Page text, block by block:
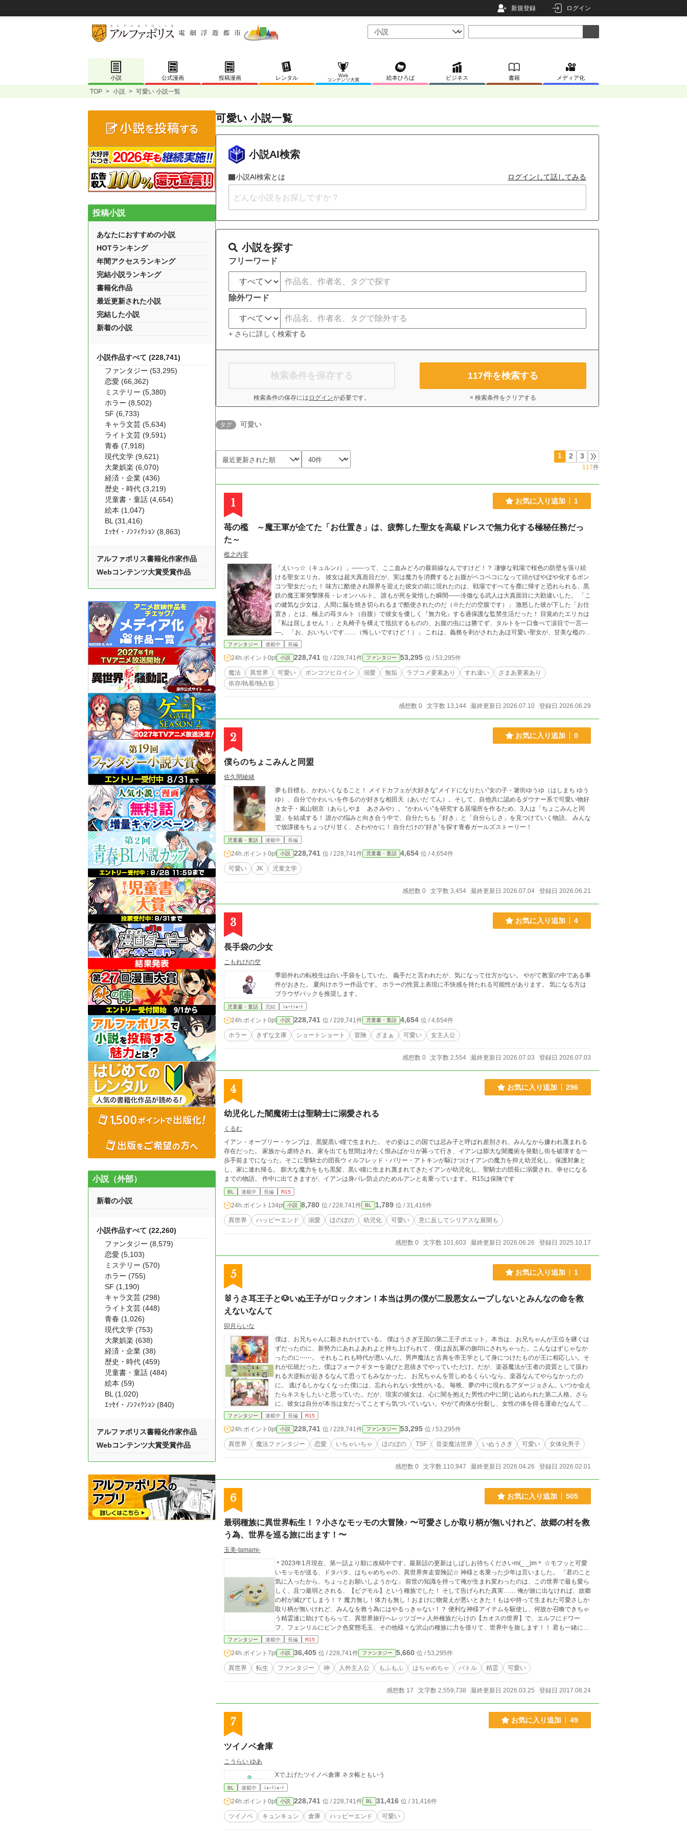
新規登録 ログイン
小説 公式漫画 投稿漫画 レンタル
Web
コンテンツ大賞
絵本ひろば ビジネス 書籍 メディア化
TOP > 小説 > 可愛い 小説一覧
可愛い 小説一覧
小説AI検索
小説AI検索とは ログインして話してみる
小説を探す
フリーワード
除外ワード
+ さらに詳しく検索する
検索条件を保存する
検索条件の保存には ログインが必要です。
117件を検索する
× 検索条件をクリアする
タグ 可愛い
1 2 3
117件
1 お気に入り追加 1
苺の檻 ～魔王軍が企てた「お仕置き」は、疲弊した聖女を高級ドレスで無力化する極秘任務だっ
た～
檻之内零
「えいっ☆（キュルン♪）」――って、ここ血みどろの最前線なんですけど！？ 凄惨な戦場で桜色の防壁を張り続
ける聖女エリカ。 彼女は超大真面目だが、実は魔力を消費するとお腹がペコペコになって頭がぽやぽや化するポン
コツ聖女だった！ 味方に酷使され限界を迎えた彼女の前に現れたのは、戦場ですべてを塵に帰すと恐れられる、黒
鉄の魔王軍突撃隊長・レオンハルト。 誰もが死を覚悟した瞬間――冷徹なる武人は大真面目に大勘違いした。 「こ
の健気な少女は、人間に脳を焼き切られるまで酷使されたのだ（※ただの空腹です）」 激怒した彼が下した「お仕
置き」とは、極上の苺タルト（自腹）で彼女を優しく『無力化』する過保護な監禁生活だった！ 目覚めたエリカは
「私は屈しません！」と丸椅子を構えて抵抗するものの、お腹の虫には勝てず、タルトを一口食べて涙目で一言―
―。 「お、おいちいです……（悔しいですけど！）」 これは、義務を剥がされたあほ可愛い聖女が、甘美な檻の中
で胃袋を掴まれ、幸福な囚人となるまでの救済ラブコメ。 「あっちに戻ってもお腹が空くだけです。……だから
ファンタジー 連載中 長編
24h.ポイント 0pt 小説 228,741 位 / 228,741件 ファンタジー 53,295 位 / 53,295件
魔法 異世界 可愛い ポンコツヒロイン 溺愛 無垢 ラブコメ要素あり すれ違い
ざまあ要素あり
依存/執着/独占欲
感想数 0 文字数 13,144 最終更新日 2026.07.10 登録日 2026.06.29
2 お気に入り追加 0
僕らのちょこみんと同盟
佐久間綾緒
夢も目標も、かわいくなること！ メイドカフェが大好きな“メイドになりたい”女の子・箸街ゆうゆ（はしまち ゆう
ゆ）、自分でかわいいを作るのが好きな相田天（あいだ てん）。そして、自他共に認めるダウナー系で可愛い物好
き女子・嵐山朝京（あらしやま あさみや）。 “かわいい”を研究する居場所を作るため、3人は「ちょこみんと同
盟」を結成する！ 誰かの悩みと向き合う中で、自分たちも「好き」と「自分らしさ」を見つけていく物語。 みんな
で放課後をちょっぴり甘く、さわやかに！ 自分だけの“好き”を探す青春ガールズストーリー！
児童書・童話 連載中 長編
24h.ポイント 0pt 小説 228,741 位 / 228,741件 児童書・童話 4,654 位 / 4,654件
可愛い JK 児童文学
感想数 0 文字数 3,454 最終更新日 2026.07.04 登録日 2026.06.21
3 お気に入り追加 4
長手袋の少女
こもれびの空
季節外れの転校生は白い手袋をしていた。 義手だと言われたが、気になって仕方がない。 やがて教室の中である事
件がおきた。 夏向けホラー作品です。 ホラーの性質上表現に不快感を持たれる可能性があります。 気になる方は
ブラウザバックを推奨します。
児童書・童話 完結 ｼｮｰﾄｼｮｰﾄ
24h.ポイント 0pt 小説 228,741 位 / 228,741件 児童書・童話 4,654 位 / 4,654件
ホラー きずな文庫 ショートショート 冒険 ざまぁ 可愛い 女主人公
感想数 0 文字数 2,554 最終更新日 2026.07.03 登録日 2026.07.03
4 お気に入り追加 296
幼児化した闇魔術士は聖騎士に溺愛される
くるむ
イアン・オーブリー・ケンプは、黒髪黒い瞳で生まれた。 その姿はこの国では忌み子と呼ばれ差別され、みんなから嫌われ蔑まれる
存在だった。 家族から虐待され、家を出ても世間は冷たく恨みばかりが募って行き、イアンは膨大な闇魔術を発動し街を破壊する一
歩手前までになった。そこに聖騎士の団長ウィルフレッド・バリー・アトキンが駆けつけイアンの魔力を抑え幼児化し、保護対象と
し、家に連れ帰る。 膨大な魔力をもち黒髪、黒い瞳に生まれ蔑まれてきたイアンが幼児化し、聖騎士の団長に溺愛され、幸せになる
までの物語。 作中に出てきますが、イアンは身バレ防止のためルアンと名乗っています。 R15は保険です
BL 連載中 長編 R15
24h.ポイント 134pt 小説 8,780 位 / 228,741件 BL 1,789 位 / 31,416件
異世界 ハッピーエンド 溺愛 ほのぼの 幼児化 可愛い 意に反してシリアスな展開も
感想数 0 文字数 101,603 最終更新日 2026.06.26 登録日 2025.10.17
5 お気に入り追加 1
🐰うさ耳王子と🐶いぬ王子がロックオン！本当は男の僕が二股悪女ムーブしないとみんなの命を救
えないなんて
卯月らいな
僕は、お兄ちゃんに殺されかけている。 僕はうさぎ王国の第二王子ポエット。本当は、お兄ちゃんが王位を継ぐは
ずだったのに、新勢力にあれよあれよと持ち上げられて、僕は反乱軍の旗印にされちゃった。こんなはずじゃなか
ったのに⋯⋯。 それもこれも時代が悪いんだ。男声魔法と古典を帝王学として身につけたものが王に相応しい。そ
れが伝統だった。僕はフォークギターを遊びと息抜きでやっていただけ。だが、楽器魔法が王者の資質として扱わ
れる大逆転が起きるなんて思ってもみなかった。 お兄ちゃんを苦しめるくらいなら、楽器なんてやらなかったの
に。 逃げるしかなくなった僕には、忘れられない女性がいる。 毎晩、夢の中に現れるアダージョさん。いつか会え
たらキスをしたいと思っていた。だが、現実の彼女は、心に闇を抱えた男性の中に閉じ込められた第二人格。さら
に、彼女は自分が本当は女だってことすら気づいていない。やがて肉体が分裂し、女性の体を得る運命だなんて。
旅路の果てに、僕はついにアダージョさんと出会う。さらに、いぬ王国の元王子グロウルも、思想を相反しながら
って進軍をはじめる。反乱軍の秘密兵器は、アダージョさんのもといた体の主人格のアレグロ。それだけでも不吉
なのに、対抗するためお兄ちゃんには心身が壊れる禁呪が施されてしまう。 このままではお兄ちゃんが死んじゃ
う！ みんなで助けに行くんだ。 そして、すべてが終わったら、アダージョさんに僕の気持ちを伝えるんだ！ とこ
ファンタジー 連載中 長編 R15
24h.ポイント 0pt 小説 228,741 位 / 228,741件 ファンタジー 53,295 位 / 53,295件
異世界 魔法ファンタジー 恋愛 いちゃいちゃ ほのぼの TSF 音楽魔法世界 いぬうさぎ 可愛い 女体化男子
感想数 0 文字数 110,947 最終更新日 2026.04.26 登録日 2026.02.01
6 お気に入り追加 505
最弱種族に異世界転生！？小さなモッモの大冒険♪ 〜可愛さしか取り柄が無いけれど、故郷の村を救
う為、世界を巡る旅に出ます！〜
玉美-tamami-
＊2023年1月現在、第一話より順に改稿中です。最新話の更新はしばしお待ちくださいm(_ _)m＊ ☆モフッと可愛
いモッモが送る、ドタバタ、はちゃめちゃの、異世界奔走冒険記☆ 神様と名乗った少年は言いました。 「君のこと
気に入ったから、ちょっとお願いしようかな」 前世の知識を持って俺が生まれ変わったのは、この世界で最も愛ら
しく、且つ最弱とされる、【ピグモル】という種族でした！ そして告げられた真実…… 俺が旅に出なければ、故郷
の村が滅びてしまう！？ 魔力無し！体力も無し！おまけに物覚えが悪いときた！もはや持って生まれた可愛さしか
取り柄が無いけれど、みんなを救う為にはやるっきゃない！？ 便利な神様アイテムを駆使し、何故か召喚できちゃ
う精霊達に助けてもらって、異世界旅行へレッツゴー♪ 人外種族だらけの【カオスの世界】で、エルフにドワー
フ、フェンリルにピンク色変態毛玉、その他様々な沢山の種族に力を借りて、世界中を旅します！！ 君も一緒に、
冒険に出掛けようっ！！！ ⚫︎バトル有り、グロ表現有り、下ネタも少々有り、一応R15付けてます⚫︎ ⚫︎人外種族ば
感想、心よりお待ちしております( ^ω^ )＊
ファンタジー 連載中 長編 R15
24h.ポイント 7pt 小説 36,405 位 / 228,741件 ファンタジー 5,660 位 / 53,295件
異世界 転生 ファンタジー 神 人外主人公 もふもふ はちゃめちゃ バトル 精霊 可愛い
感想数 17 文字数 2,559,738 最終更新日 2026.03.25 登録日 2017.08.24
7 お気に入り追加 49
ツイノベ倉庫
こうらい ゆあ
Xで上げたツイノベ倉庫 ネタ帳ともいう
BL 連載中 ｼｮｰﾄｼｮｰﾄ
24h.ポイント 0pt 小説 228,741 位 / 228,741件 BL 31,416 位 / 31,416件
ツイノベ キュンキュン 倉庫 ハッピーエンド 可愛い
投稿小説
あなたにおすすめの小説
HOTランキング
年間アクセスランキング
完結小説ランキング
書籍化作品
最近更新された小説
完結した小説
新着の小説
小説作品すべて (228,741)
ファンタジー (53,295)
恋愛 (66,362)
ミステリー (5,380)
ホラー (8,502)
SF (6,733)
キャラ文芸 (5,634)
ライト文芸 (9,591)
青春 (7,918)
現代文学 (9,621)
大衆娯楽 (6,070)
経済・企業 (436)
歴史・時代 (3,219)
児童書・童話 (4,654)
絵本 (1,047)
BL (31,416)
ｴｯｾｲ・ﾉﾝﾌｨｸｼｮﾝ (8,863)
アルファポリス書籍化作家作品
Webコンテンツ大賞受賞作品
小説（外部）
新着の小説
小説作品すべて (22,260)
ファンタジー (8,579)
恋愛 (5,103)
ミステリー (570)
ホラー (755)
SF (1,190)
キャラ文芸 (298)
ライト文芸 (448)
青春 (1,026)
現代文学 (753)
大衆娯楽 (638)
経済・企業 (38)
歴史・時代 (459)
児童書・童話 (484)
絵本 (59)
BL (1,020)
ｴｯｾｲ・ﾉﾝﾌｨｸｼｮﾝ (840)
アルファポリス書籍化作家作品
Webコンテンツ大賞受賞作品